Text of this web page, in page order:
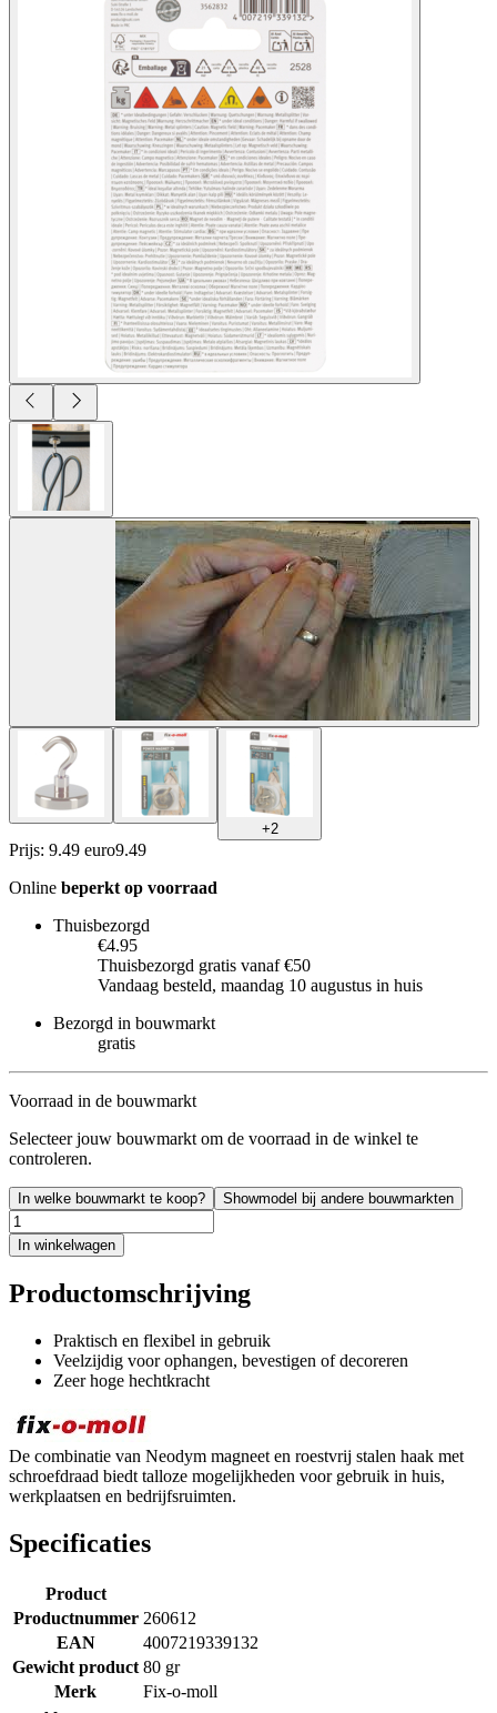
+2
Prijs: 9.49 euro9.49
Online beperkt op voorraad
Thuisbezorgd
€4.95
Thuisbezorgd gratis vanaf €50
Vandaag besteld, maandag 10 augustus in huis
Bezorgd in bouwmarkt
gratis
Voorraad in de bouwmarkt
Selecteer jouw bouwmarkt om de voorraad in de winkel te
controleren.
In welke bouwmarkt te koop? Showmodel bij andere bouwmarkten
In winkelwagen
Productomschrijving
Praktisch en flexibel in gebruik
Veelzijdig voor ophangen, bevestigen of decoreren
Zeer hoge hechtkracht
De combinatie van Neodym magneet en roestvrij stalen haak met
schroefdraad biedt talloze mogelijkheden voor gebruik in huis,
werkplaatsen en bedrijfsruimten.
Specificaties
Product
Productnummer 260612
EAN
4007219339132
Gewicht product 80 gr
Merk
Fix-o-moll